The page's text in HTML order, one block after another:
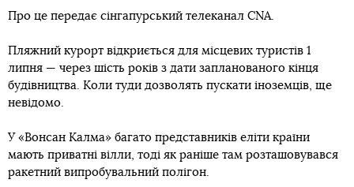
Про це передає сінгапурський телеканал CNA.
Пляжний курорт відкриється для місцевих туристів 1
липня — через шість років з дати запланованого кінця
будівництва. Коли туди дозволять пускати іноземців, ще
невідомо.
У «Вонсан Калма» багато представників еліти країни
мають приватні вілли, тоді як раніше там розташовувався
ракетний випробувальний полігон.